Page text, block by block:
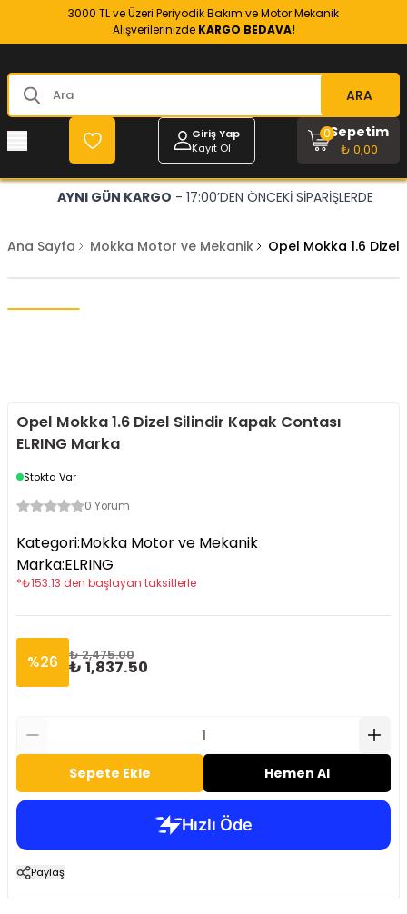
3000 TL ve Üzeri Periyodik Bakım ve Motor Mekanik
Alışverilerinizde KARGO BEDAVA!
ARA
Giriş Yap
Kayıt Ol
Sepetim
₺ 0,00
0
AYNI GÜN KARGO - 17:00’DEN ÖNCEKİ SİPARİŞLERDE
Ana Sayfa Mokka Motor ve Mekanik Opel Mokka 1.6 Dizel
Opel Mokka 1.6 Dizel Silindir Kapak Contası
ELRING Marka
Stokta Var
0 Yorum
Kategori:Mokka Motor ve Mekanik
Marka:ELRING
*₺153.13 den başlayan taksitlerle
%26 ₺ 2,475.00
₺ 1,837.50
Sepete Ekle Hemen Al
Paylaş